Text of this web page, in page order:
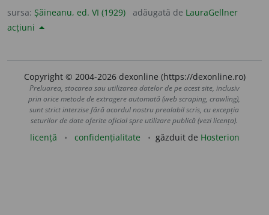
sursa: Șăineanu, ed. VI (1929) adăugată de LauraGellner
acțiuni
Copyright © 2004-2026 dexonline (https://dexonline.ro)
Preluarea, stocarea sau utilizarea datelor de pe acest site, inclusiv
prin orice metode de extragere automată (web scraping, crawling),
sunt strict interzise fără acordul nostru prealabil scris, cu excepția
seturilor de date oferite oficial spre utilizare publică (vezi licența).
licență confidențialitate găzduit de Hosterion